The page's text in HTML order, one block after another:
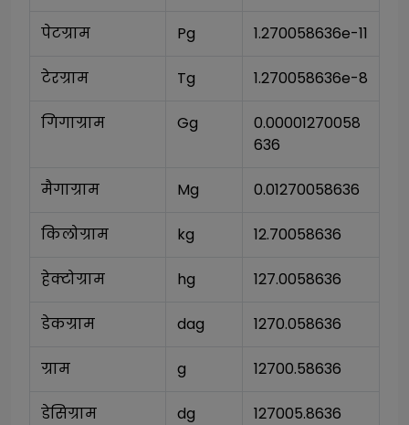
पेटग्राम Pg 1.270058636e-11
टेरग्राम Tg 1.270058636e-8
गिगाग्राम Gg
0.00001270058
636
मैगाग्राम Mg 0.01270058636
किलोग्राम kg 12.70058636
हेक्टोग्राम hg 127.0058636
डेकग्राम dag 1270.058636
ग्राम g 12700.58636
डेसिग्राम dg 127005.8636